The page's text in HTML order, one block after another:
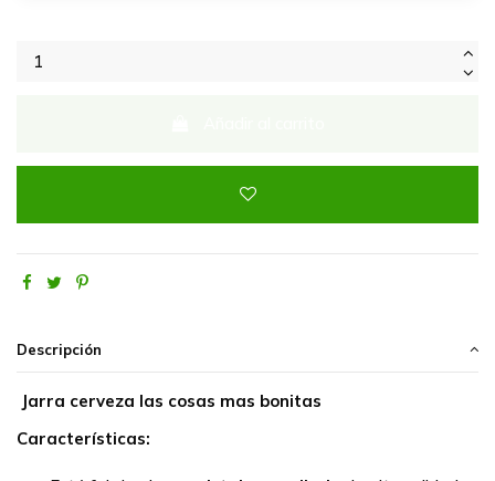
Descripción
Jarra cerveza las cosas mas bonitas
Características: